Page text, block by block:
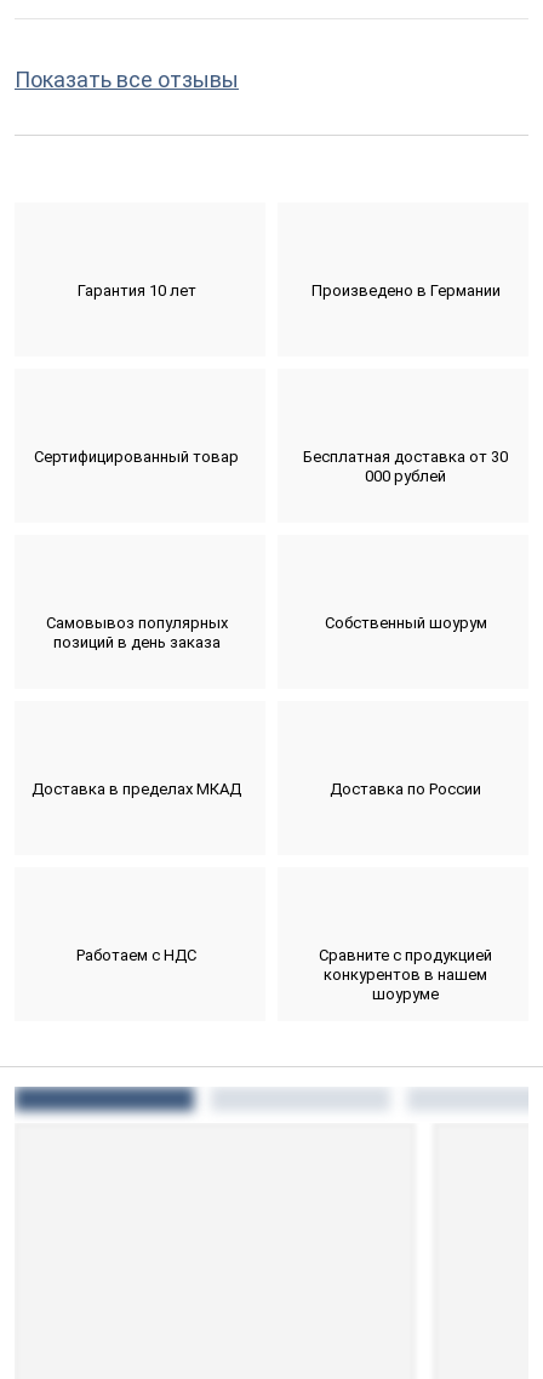
Показать все отзывы
Гарантия 10 лет Произведено в Германии
Сертифицированный товар
Бесплатная доставка от 30
000 рублей
Самовывоз популярных
позиций в день заказа
Собственный шоурум
Доставка в пределах МКАД Доставка по России
Работаем с НДС
Сравните с продукцией
конкурентов в нашем
шоуруме